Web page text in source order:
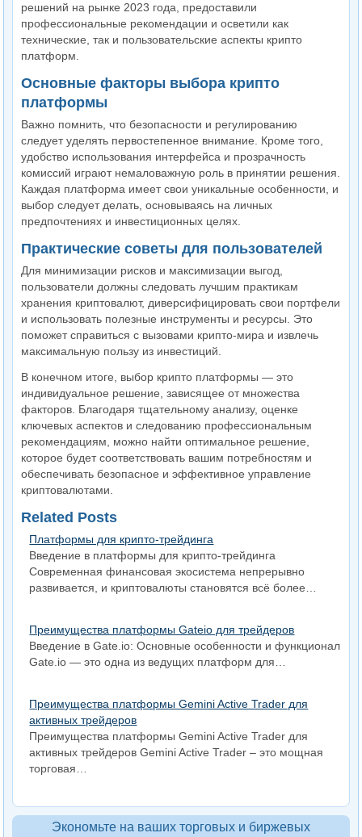
решений на рынке 2023 года, предоставили
профессиональные рекомендации и осветили как
технические, так и пользовательские аспекты крипто
платформ.
Основные факторы выбора крипто
платформы
Важно помнить, что безопасности и регулированию
следует уделять первостепенное внимание. Кроме того,
удобство использования интерфейса и прозрачность
комиссий играют немаловажную роль в принятии решения.
Каждая платформа имеет свои уникальные особенности, и
выбор следует делать, основываясь на личных
предпочтениях и инвестиционных целях.
Практические советы для пользователей
Для минимизации рисков и максимизации выгод,
пользователи должны следовать лучшим практикам
хранения криптовалют, диверсифицировать свои портфели
и использовать полезные инструменты и ресурсы. Это
поможет справиться с вызовами крипто-мира и извлечь
максимальную пользу из инвестиций.
В конечном итоге, выбор крипто платформы — это
индивидуальное решение, зависящее от множества
факторов. Благодаря тщательному анализу, оценке
ключевых аспектов и следованию профессиональным
рекомендациям, можно найти оптимальное решение,
которое будет соответствовать вашим потребностям и
обеспечивать безопасное и эффективное управление
криптовалютами.
Related Posts
Платформы для крипто-трейдинга
Введение в платформы для крипто-трейдинга
Современная финансовая экосистема непрерывно
развивается, и криптовалюты становятся всё более…
Преимущества платформы Gateio для трейдеров
Введение в Gate.io: Основные особенности и функционал
Gate.io — это одна из ведущих платформ для…
Преимущества платформы Gemini Active Trader для
активных трейдеров
Преимущества платформы Gemini Active Trader для
активных трейдеров Gemini Active Trader – это мощная
торговая…
Экономьте на ваших торговых и биржевых